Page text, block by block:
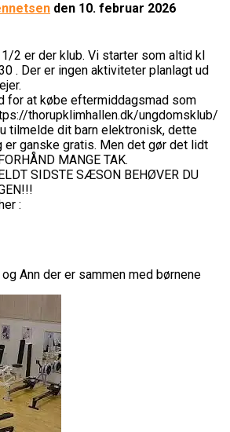
den 10. februar 2026
2 er der klub. Vi starter som altid kl
. Der er ingen aktiviteter planlagt ud
for at købe eftermiddagsmad som
thorupklimhallen.dk/ungdomsklub/
tilmelde dit barn elektronisk, dette
er ganske gratis. Men det gør det lidt
MANGE TAK.
SIDSTE SÆSON BEHØVER DU
:
Ann der er sammen med børnene